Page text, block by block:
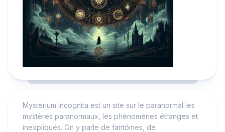
Mysterium Incognita est un site sur le paranormal les
mystères paranormaux, les phénomènes étranges et
inexpliqués. On y parle de fantômes, de